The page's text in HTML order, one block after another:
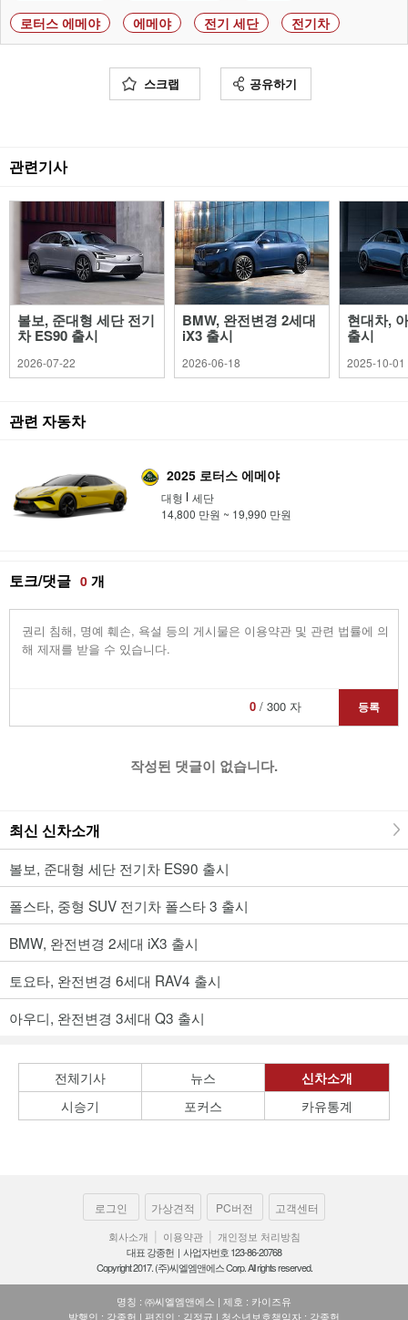
로터스 에메야
에메야 전기 세단 전기차
스크랩 공유하기
관련기사
볼보, 준대형 세단 전기
차 ES90 출시
2026-07-22
BMW, 완전변경 2세대
iX3 출시
2026-06-18
현대차,
출시
2025-10-01
관련 자동차
2025 로터스 에메야
대형
세단
14,800 만원 ~ 19,990 만원
토크/댓글 0 개
0/ 300 자 등록
작성된 댓글이 없습니다.
최신 신차소개
볼보, 준대형 세단 전기차 ES90 출시
폴스타, 중형 SUV 전기차 폴스타 3 출시
BMW, 완전변경 2세대 iX3 출시
토요타, 완전변경 6세대 RAV4 출시
아우디, 완전변경 3세대 Q3 출시
전체기사 뉴스
신차소개
시승기
포커스 카유통계
로그인 가상견적 PC버전 고객센터
회사소개 | 이용약관 | 개인정보 처리방침
대표 강종헌 | 사업자번호 123-86-20768
Copyright 2017. (주)씨엘엠앤에스 Corp. All rights reserved.
명칭 : ㈜씨엘엠앤에스 | 제호 : 카이즈유
발행인 : 강종헌 | 편집인 : 김정균 | 청소년보호책임자 : 강종헌